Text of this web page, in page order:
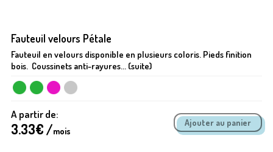
Fauteuil velours Pétale
Fauteuil en velours disponible en plusieurs coloris. Pieds finition
bois. Coussinets anti-rayures... (suite)
A partir de:
3.33€ /mois